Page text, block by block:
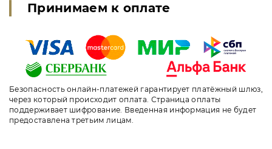
Принимаем к оплате
Безопасность онлайн-платежей гарантирует платёжный шлюз,
через который происходит оплата. Страница оплаты
поддерживает шифрование. Введенная информация не будет
предоставлена третьим лицам.